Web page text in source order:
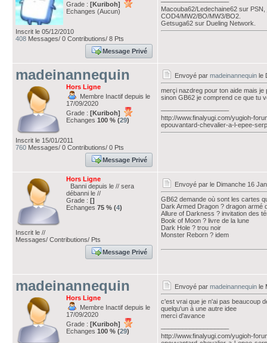
Grade : [Kuriboh]
Echanges (Aucun)
Inscrit le 05/12/2010
408 Messages/ 0 Contributions/ 8 Pts
Message Privé
Macouba62/Ledechaine62 sur PSN,
COD4/MW2/BO/MW3/BO2.
Getsuga62 sur Dueling Network.
madeinannequin
Hors Ligne
Membre Inactif depuis le
17/09/2020
Grade : [Kuriboh]
Echanges 100 % (29)
Inscrit le 15/01/2011
760 Messages/ 0 Contributions/ 0 Pts
Message Privé
Envoyé par madeinannequin le
merçi nazdreg pour ton aide mais
sinon GB62 je comprend ce que tu
http://www.finalyugi.com/yugioh-
epouvantard-chevalier-a-l-epee-
Hors Ligne
Banni depuis le // sera
débanni le //
Grade : []
Echanges 75 % (4)
Inscrit le //
Messages/ Contributions/ Pts
Message Privé
Envoyé par le Dimanche 16
GB62 demande où sont les cartes
Dark Armed Dragon ? dragon armé
Allure of Darkness ? invitation des
Book of Moon ? livre de la lune
Dark Hole ? trou noir
Monster Reborn ? idem
madeinannequin
Hors Ligne
Membre Inactif depuis le
17/09/2020
Grade : [Kuriboh]
Echanges 100 % (29)
Envoyé par madeinannequin le
c'est vrai que je n'ai pas beaucoup
quelqu'un à une autre idee
merci d'avance
http://www.finalyugi.com/yugioh-